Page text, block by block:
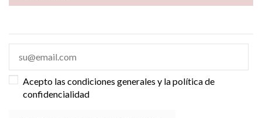
Acepto las condiciones generales y la política de
confidencialidad